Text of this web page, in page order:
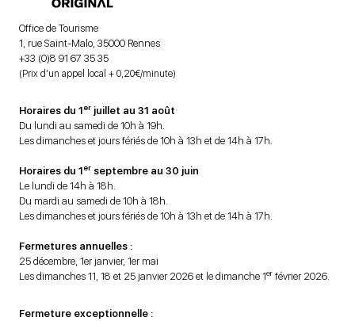
Office de Tourisme
1, rue Saint-Malo, 35000 Rennes
+33 (0)8 91 67 35 35
(Prix d’un appel local + 0,20€/minute)
Horaires du 1er juillet au 31 août
Du lundi au samedi de 10h à 19h.
Les dimanches et jours fériés de 10h à 13h et de 14h à 17h.
Horaires du 1er septembre au 30 juin
Le lundi de 14h à 18h.
Du mardi au samedi de 10h à 18h.
Les dimanches et jours fériés de 10h à 13h et de 14h à 17h.
Fermetures annuelles :
25 décembre, 1er janvier, 1er mai
Les dimanches 11, 18 et 25 janvier 2026 et le dimanche 1er février 2026.
Fermeture exceptionnelle :